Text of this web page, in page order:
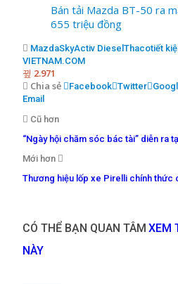
Bán tải Mazda BT-50 ra
655 triệu đồng
MazdaSkyActiv Diesel Thacotiết
VIETNAM.COM
2.971
Chia sẻ
Facebook Twitter
Email
Cũ hơn
“Ngày hội chăm sóc bác tài” diễn ra
Mới hơn
Thương hiệu lốp xe Pirelli chính thức
CÓ THỂ BẠN QUAN TÂM XEM
NÀY